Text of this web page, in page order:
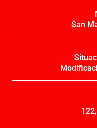
San